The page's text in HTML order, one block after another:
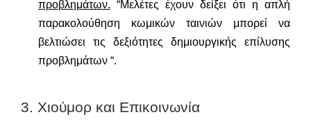
προβλημάτων. “Μελέτες έχουν δείξει ότι η απλή
παρακολούθηση κωμικών ταινιών μπορεί να
βελτιώσει τις δεξιότητες δημιουργικής επίλυσης
προβλημάτων “.
3. Χιούμορ και Επικοινωνία